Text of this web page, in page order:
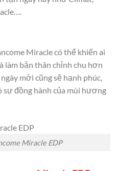
Miracle có thể khiến ai
làm bản thân chỉnh chu hơn
mới cũng sẽ hạnh phúc,
đồng hành của mùi hương
Miracle EDP